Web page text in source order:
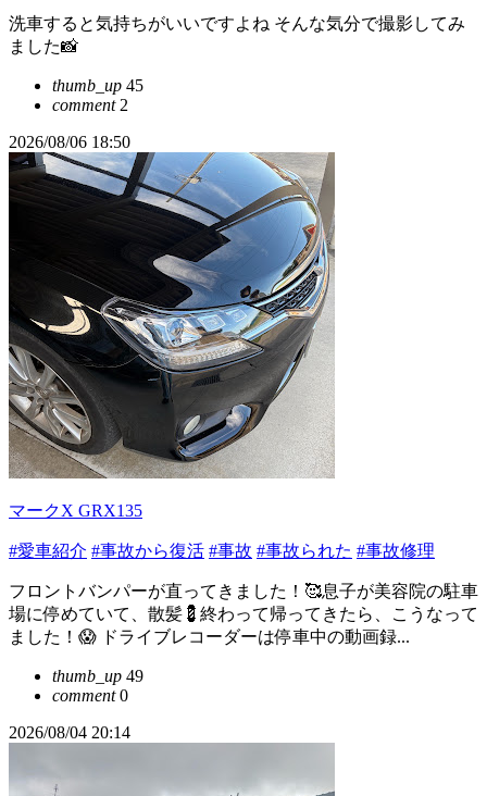
洗車すると気持ちがいいですよね そんな気分で撮影してみ
ました📸
thumb_up 45
comment2
2026/08/06 18:50
マークX GRX135
#愛車紹介 #事故から復活 #事故 #事故られた #事故修理
フロントバンパーが直ってきました！🥰息子が美容院の駐車
場に停めていて、散髪💈終わって帰ってきたら、こうなって
ました！😱 ドライブレコーダーは停車中の動画録...
thumb_up 49
comment0
2026/08/04 20:14